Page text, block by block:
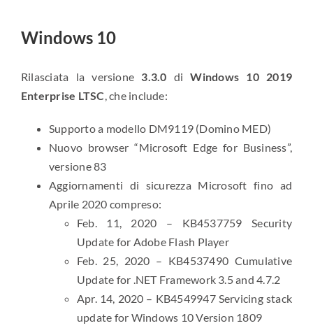
Windows 10
Rilasciata la versione 3.3.0 diWindows 10 2019
Enterprise LTSC , che include:
Supporto a modello DM9119 (Domino MED)
Nuovo browser “Microsoft Edge for Business”,
versione 83
Aggiornamenti di sicurezza Microsoft fino ad
Aprile 2020 compreso:
Feb. 11, 2020 – KB4537759 Security
Update for Adobe Flash Player
Feb. 25, 2020 – KB4537490 Cumulative
Update for .NET Framework 3.5 and 4.7.2
Apr. 14, 2020 – KB4549947 Servicing stack
update for Windows 10 Version 1809